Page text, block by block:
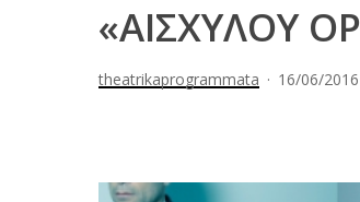
«ΑΙΣΧΥΛΟΥ
theatrikaprogrammata 16/06/2016